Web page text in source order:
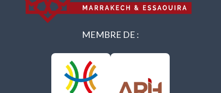
MEMBRE DE :